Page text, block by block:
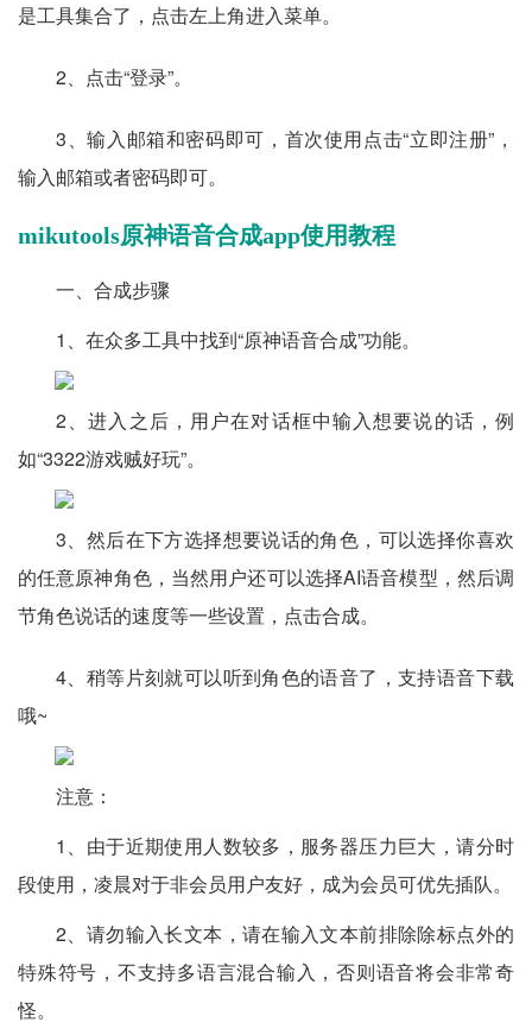
是工具集合了，点击左上角进入菜单。
2、点击“登录”。
3、输入邮箱和密码即可，首次使用点击“立即注册”，
输入邮箱或者密码即可。
mikutools原神语音合成app使用教程
一、合成步骤
1、在众多工具中找到“原神语音合成”功能。
2、进入之后，用户在对话框中输入想要说的话，例
如“3322游戏贼好玩”。
3、然后在下方选择想要说话的角色，可以选择你喜欢
的任意原神角色，当然用户还可以选择AI语音模型，然后调
节角色说话的速度等一些设置，点击合成。
4、稍等片刻就可以听到角色的语音了，支持语音下载
哦~
注意：
1、由于近期使用人数较多，服务器压力巨大，请分时
段使用，凌晨对于非会员用户友好，成为会员可优先插队。
2、请勿输入长文本，请在输入文本前排除除标点外的
特殊符号，不支持多语言混合输入，否则语音将会非常奇
怪。